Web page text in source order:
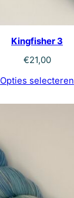
Kingfisher 3
€21,00
Opties selecteren